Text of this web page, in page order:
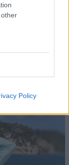
Policy
για μια ζωή
αλλά